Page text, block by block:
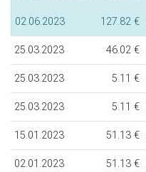
02.06.2023 127.82 €
25.03.2023 46.02 €
25.03.2023 5.11 €
25.03.2023 5.11 €
15.01.2023 51.13 €
02.01.2023 51.13 €